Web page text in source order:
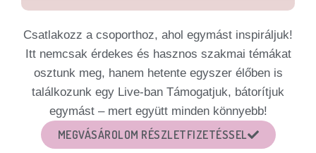
Csatlakozz a csoporthoz, ahol egymást inspiráljuk!
Itt nemcsak érdekes és hasznos szakmai témákat
osztunk meg, hanem hetente egyszer élőben is
találkozunk egy Live-ban Támogatjuk, bátorítjuk
egymást – mert együtt minden könnyebb!
MEGVÁSÁROLOM RÉSZLETFIZETÉSSEL